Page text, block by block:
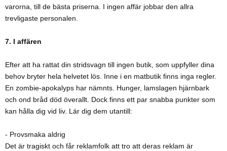
varorna, till de bästa priserna. I ingen affär jobbar den allra
trevligaste personalen.
7. I affären
Efter att ha rattat din stridsvagn till ingen butik, som uppfyller dina
behov bryter hela helvetet lös. Inne i en matbutik finns inga regler.
En zombie-apokalyps har nämnts. Hunger, lamslagen hjärnbark
och ond bråd död överallt. Dock finns ett par snabba punkter som
kan hålla dig vid liv. Lär dig dem utantill:
- Provsmaka aldrig
Det är tragiskt och får reklamfolk att tro att deras reklam är